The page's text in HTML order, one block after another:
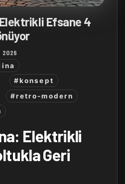
Efsane 4
#konsept
#retro-modern
Elektrikli
Geri